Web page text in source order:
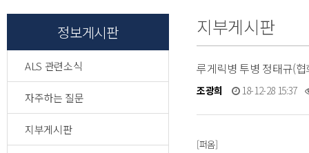
정보게시판
ALS 관련소식
자주하는 질문
지부게시판
지부게시판
루게릭병 투병 정태규(
조광희 18-12-28 15:37
[퍼옴]